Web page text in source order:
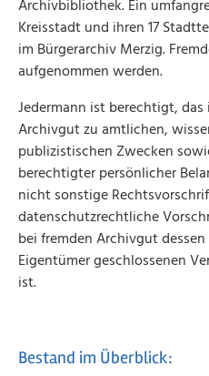
Archivbibliothek. Ein
Kreisstadt und ihren 17
im Bürgerarchiv Merzig.
aufgenommen werden.
Jedermann ist berechtigt,
Archivgut zu amtlichen,
publizistischen Zwecken
berechtigter persönlicher
nicht sonstige
datenschutzrechtliche
bei fremden Archivgut
Eigentümer geschlossenen
ist.
Bestand im Überblick: